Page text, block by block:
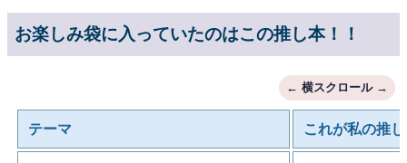
お楽しみ袋に入っていたのはこの推し本！！
テーマ これが私の推